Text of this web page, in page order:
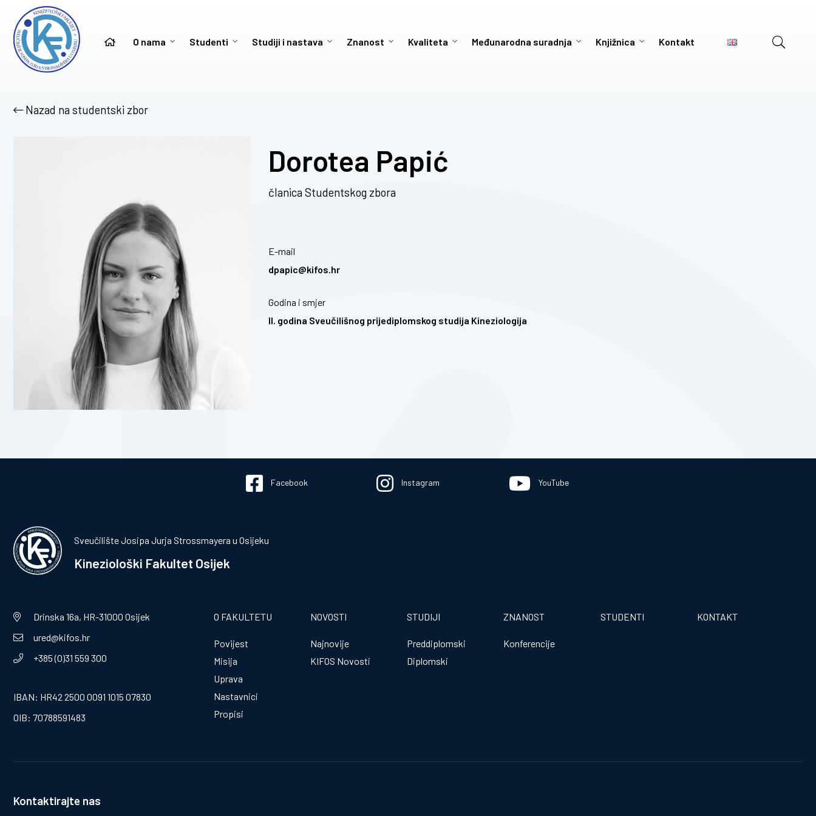
O nama Studenti Studiji i nastava Znanost Kvaliteta Međunarodna suradnja Knjižnica Kontakt
Nazad na studentski zbor
Dorotea Papić
članica Studentskog zbora
E-mail
dpapic@kifos.hr
Godina i smjer
II. godina Sveučilišnog prijediplomskog studija Kineziologija
Facebook Instagram YouTube
Sveučilište Josipa Jurja Strossmayera u Osijeku
Kineziološki Fakultet Osijek
Drinska 16a, HR-31000 Osijek
ured@kifos.hr
+385 (0)31 559 300
IBAN: HR42 2500 0091 1015 07830
OIB: 70788591483
O FAKULTETU
Povijest
Misija
Uprava
Nastavnici
Propisi
NOVOSTI
Najnovije
KIFOS Novosti
STUDIJI
Preddiplomski
Diplomski
ZNANOST
Konferencije
STUDENTI KONTAKT
Kontaktirajte nas